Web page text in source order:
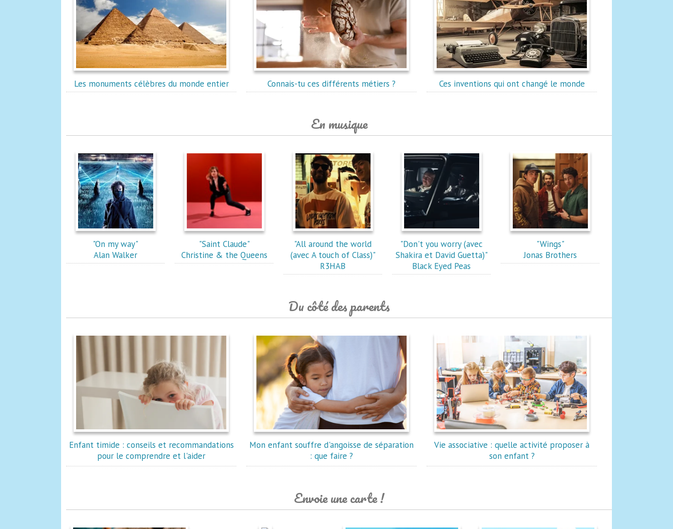
Les monuments célèbres du monde entier Connais-tu ces différents métiers ? Ces inventions qui ont changé le monde
En musique
"On my way"
Alan Walker
"Saint Claude"
Christine & the Queens
"All around the world
(avec A touch of Class)"
R3HAB
"Don't you worry (avec
Shakira et David Guetta)"
Black Eyed Peas
"Wings"
Jonas Brothers
Du côté des parents
Enfant timide : conseils et recommandations
pour le comprendre et l'aider
Mon enfant souffre d'angoisse de séparation
: que faire ?
Vie associative : quelle activité proposer à
son enfant ?
Envoie une carte !